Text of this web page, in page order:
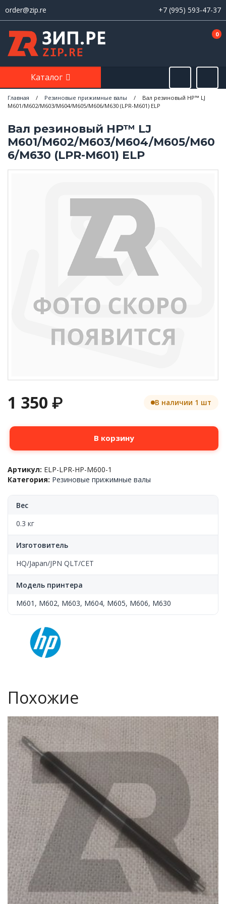
order@zip.re +7 (995) 593-47-37
0
Каталог
Главная / Резиновые прижимные валы /
Вал резиновый HP™ LJ
M601/M602/M603/M604/M605/M606/M630 (LPR-M601) ELP
Вал резиновый HP™ LJ
M601/M602/M603/M604/M605/M60
6/M630 (LPR-M601) ELP
1 350 ₽ В наличии 1 шт
Количество
Вал
HP™
LJ
(LPR-
M601)
ELP
В корзину
Артикул: ELP-LPR-HP-M600-1
Категория: Резиновые прижимные валы
Вес
0.3 кг
Изготовитель
HQ/Japan/JPN QLT/CET
Модель принтера
M601 , M602, M603, M604, M605, M606, M630
Похожие